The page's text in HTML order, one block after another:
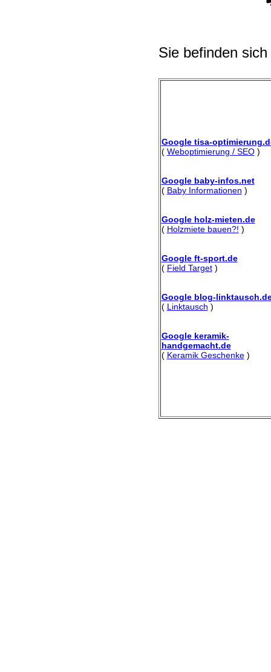
Sie befinden
Google tisa-
( Weboptimierung / SEO)
Google baby-infos.net
( Baby Informationen )
Google holz-mieten.de
( Holzmiete bauen?! )
Google ft-sport.de
( Field Target)
Google blog-
( Linktausch )
Google keramik-
handgemacht.de
( Keramik Geschenke)